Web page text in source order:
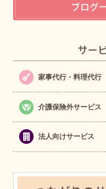
家事代行・料理代行
介護保険外サービス
法人向けサービス